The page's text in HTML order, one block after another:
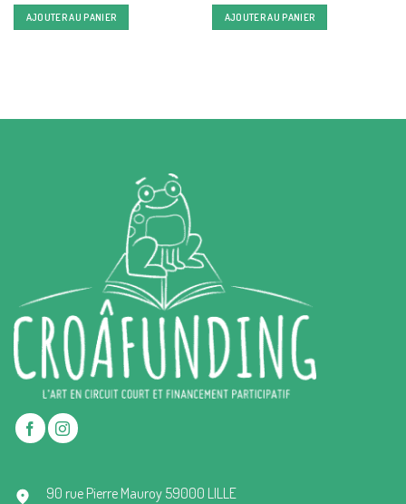
initial
était :
15,00 €.
actuel
est :
14,25 €.
AJOUTER AU PANIER initial
était :
15,00 €.
actuel
est :
11,00 €.
AJOUTER AU PANIER
90 rue Pierre Mauroy 59000 LILLE